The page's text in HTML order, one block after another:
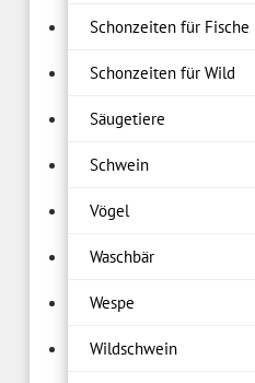
Schonzeiten für Fische
Schonzeiten für Wild
Säugetiere
Schwein
Vögel
Waschbär
Wespe
Wildschwein